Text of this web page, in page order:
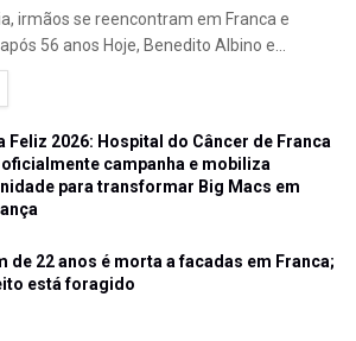
irmãos se reencontram em Franca e
56 anos Hoje, Benedito Albino e...
Feliz 2026: Hospital do Câncer de Franca
oficialmente campanha e mobiliza
para transformar Big Macs em
de 22 anos é morta a facadas em Franca;
está foragido